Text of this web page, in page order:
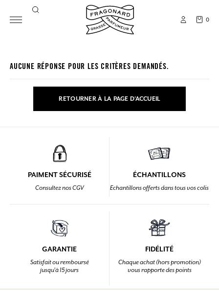
0
AUCUNE RÉPONSE POUR LES CRITÈRES DEMANDÉS.
RETOURNER À LA PAGE D'ACCUEIL
PAIMENT SÉCURISÉ
Consultez nos CGV
ÉCHANTILLONS
Echantillons offerts dans tous vos colis
GARANTIE
Satisfait ou remboursé
jusqu'à 15 jours
FIDÉLITÉ
Chaque achat (hors promotion)
vous rapporte des points